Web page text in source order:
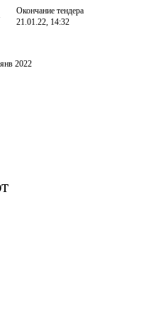
Окончание тендера
21.01.22, 14:32
2022